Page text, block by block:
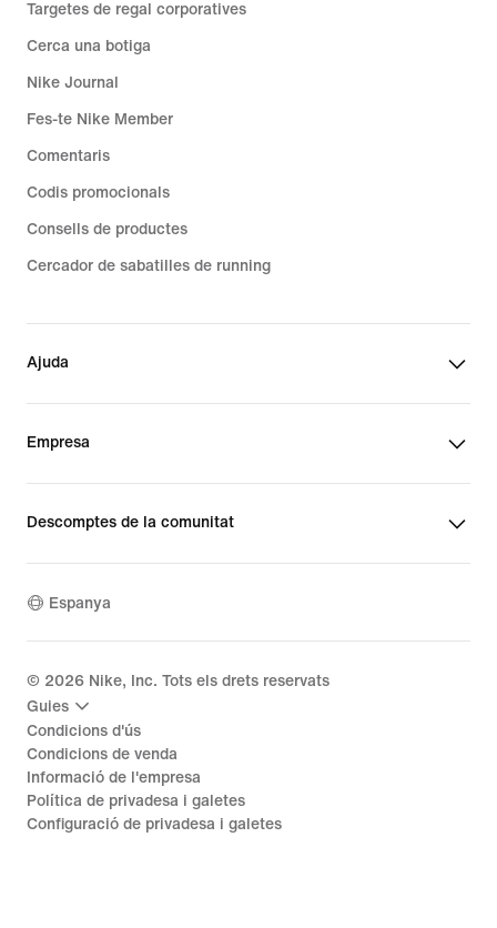
Targetes de regal corporatives
Cerca una botiga
Nike Journal
Fes-te Nike Member
Comentaris
Codis promocionals
Consells de productes
Cercador de sabatilles de running
Ajuda
Empresa
Descomptes de la comunitat
Espanya
© 2026 Nike, Inc. Tots els drets reservats
Guies
Condicions d'ús
Condicions de venda
Informació de l'empresa
Política de privadesa i galetes
Configuració de privadesa i galetes